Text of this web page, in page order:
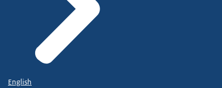
English